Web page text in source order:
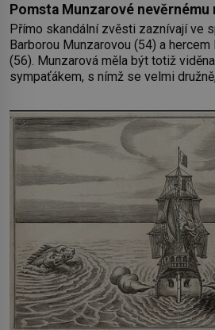
Pomsta Munzarové nevěrnému
Přímo skandální zvěsti zaznívají ve
Barborou Munzarovou (54) a
(56). Munzarová měla být totiž
sympaťákem, s nímž se velmi